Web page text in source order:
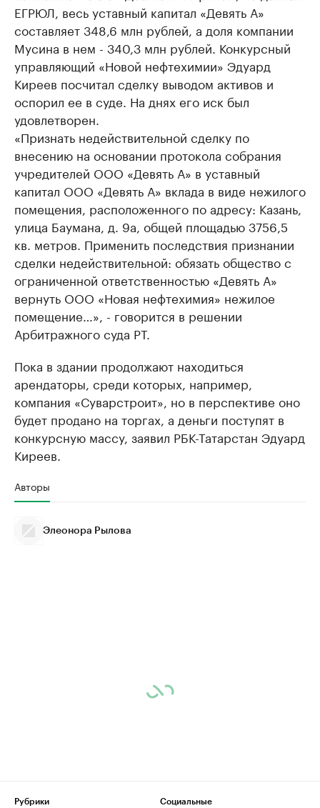
ЕГРЮЛ, весь уставный капитал «Девять А»
составляет 348,6 млн рублей, а доля компании
Мусина в нем - 340,3 млн рублей. Конкурсный
управляющий «Новой нефтехимии» Эдуард
Киреев посчитал сделку выводом активов и
оспорил ее в суде. На днях его иск был
удовлетворен.
«Признать недействительной сделку по
внесению на основании протокола собрания
учредителей ООО «Девять А» в уставный
капитал ООО «Девять А» вклада в виде нежилого
помещения, расположенного по адресу: Казань,
улица Баумана, д. 9а, общей площадью 3756,5
кв. метров. Применить последствия признании
сделки недействительной: обязать общество с
ограниченной ответственностью «Девять А»
вернуть ООО «Новая нефтехимия» нежилое
помещение…», - говорится в решении
Арбитражного суда РТ.
Пока в здании продолжают находиться
арендаторы, среди которых, например,
компания «Суварстроит», но в перспективе оно
будет продано на торгах, а деньги поступят в
конкурсную массу, заявил РБК-Татарстан Эдуард
Киреев.
Авторы
Элеонора Рылова
Рубрики
Социальные